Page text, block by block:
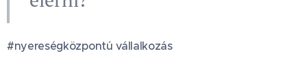
#nyereségközpontú vállalkozás